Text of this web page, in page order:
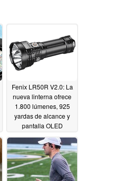
Fenix LR50R V2.0: La
nueva linterna ofrece
1.800 lúmenes, 925
yardas de alcance y
pantalla OLED
05/17/2026